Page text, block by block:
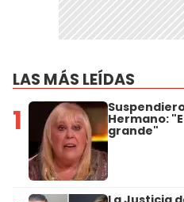
LAS MÁS LEÍDAS
1 Hermano:
grande"